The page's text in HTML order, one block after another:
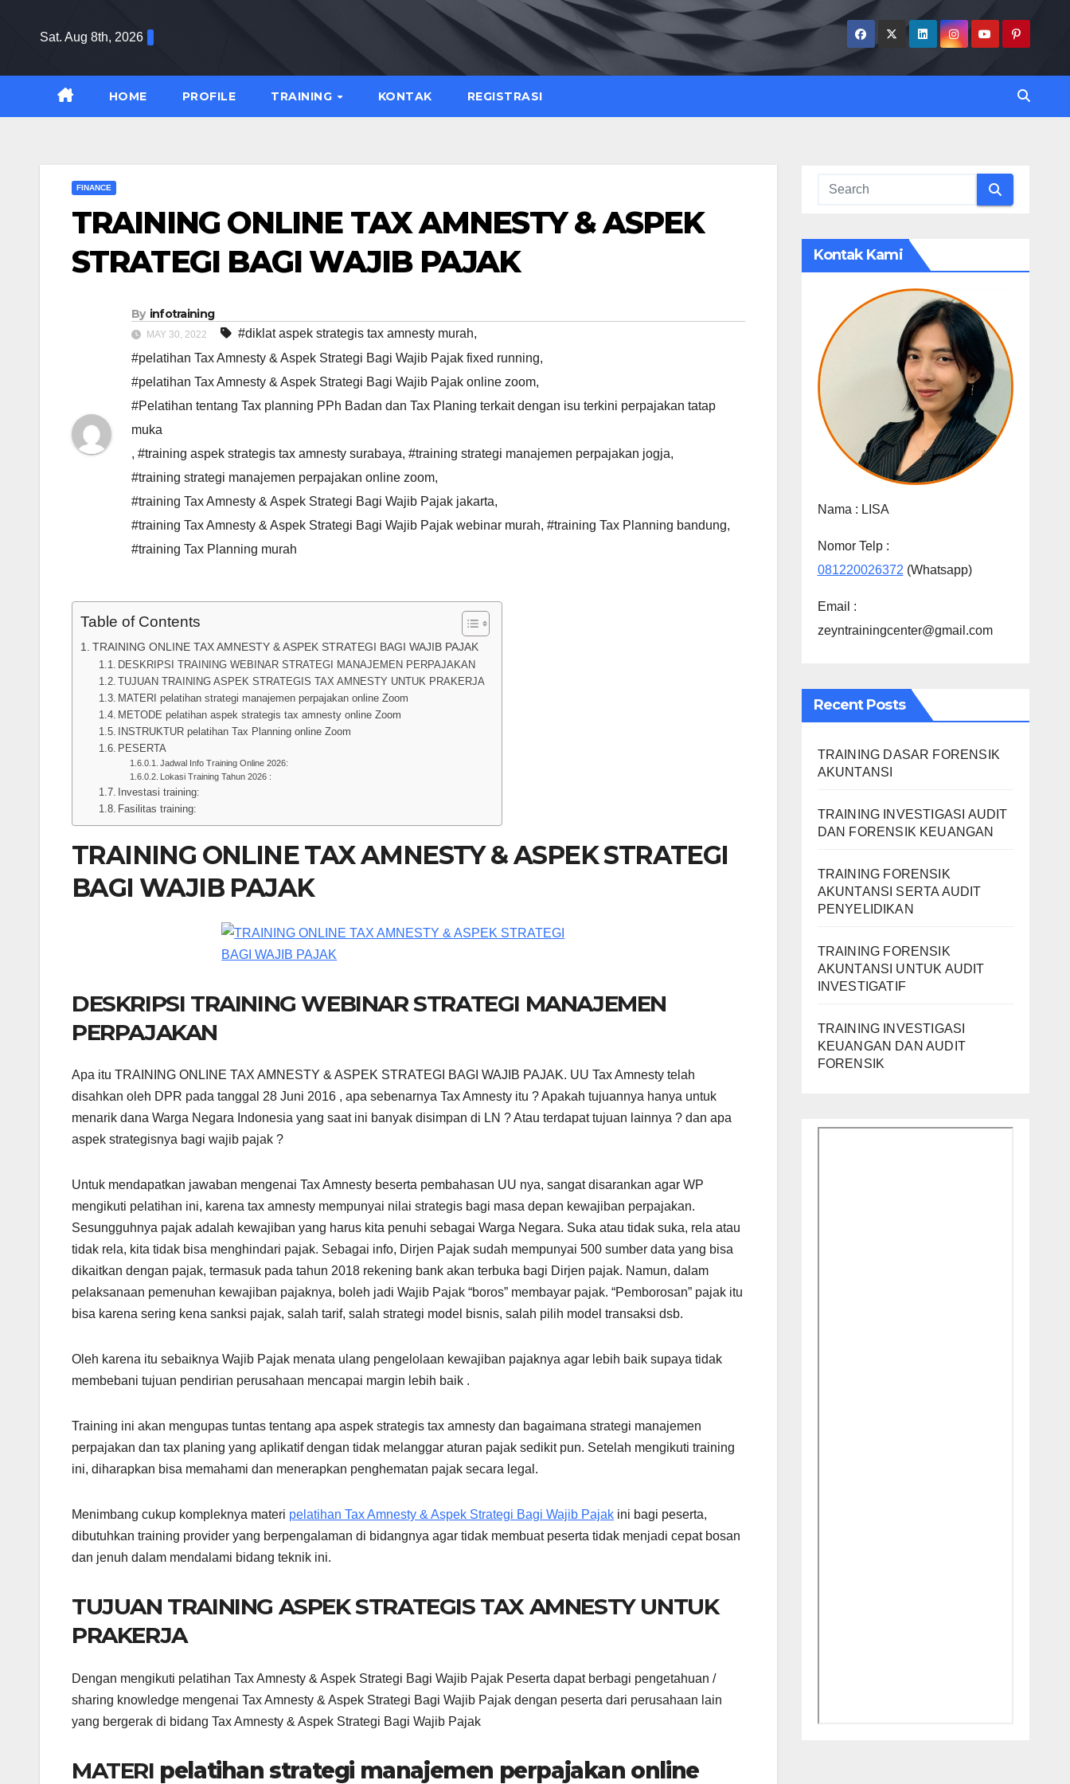
Sat. Aug 8th, 2026
HOME PROFILE TRAINING KONTAK REGISTRASI
FINANCE
TRAINING ONLINE TAX AMNESTY & ASPEK
STRATEGI BAGI WAJIB PAJAK
By infotraining
MAY 30, 2022 #diklat aspek strategis tax amnesty murah,
#pelatihan Tax Amnesty & Aspek Strategi Bagi Wajib Pajak fixed running,
#pelatihan Tax Amnesty & Aspek Strategi Bagi Wajib Pajak online zoom,
#Pelatihan tentang Tax planning PPh Badan dan Tax Planing terkait dengan isu terkini perpajakan tatap
muka
, #training aspek strategis tax amnesty surabaya, #training strategi manajemen perpajakan jogja,
#training strategi manajemen perpajakan online zoom,
#training Tax Amnesty & Aspek Strategi Bagi Wajib Pajak jakarta,
#training Tax Amnesty & Aspek Strategi Bagi Wajib Pajak webinar murah, #training Tax Planning bandung,
#training Tax Planning murah
Table of Contents
TRAINING ONLINE TAX AMNESTY & ASPEK STRATEGI BAGI WAJIB PAJAK
DESKRIPSI TRAINING WEBINAR STRATEGI MANAJEMEN PERPAJAKAN
TUJUAN TRAINING ASPEK STRATEGIS TAX AMNESTY UNTUK PRAKERJA
MATERI pelatihan strategi manajemen perpajakan online Zoom
METODE pelatihan aspek strategis tax amnesty online Zoom
INSTRUKTUR pelatihan Tax Planning online Zoom
PESERTA
Jadwal Info Training Online 2026:
Lokasi Training Tahun 2026 :
Investasi training:
Fasilitas training:
TRAINING ONLINE TAX AMNESTY & ASPEK STRATEGI
BAGI WAJIB PAJAK
DESKRIPSI TRAINING WEBINAR STRATEGI MANAJEMEN
PERPAJAKAN
Apa itu TRAINING ONLINE TAX AMNESTY & ASPEK STRATEGI BAGI WAJIB PAJAK. UU Tax Amnesty telah
disahkan oleh DPR pada tanggal 28 Juni 2016 , apa sebenarnya Tax Amnesty itu ? Apakah tujuannya hanya untuk
menarik dana Warga Negara Indonesia yang saat ini banyak disimpan di LN ? Atau terdapat tujuan lainnya ? dan apa
aspek strategisnya bagi wajib pajak ?
Untuk mendapatkan jawaban mengenai Tax Amnesty beserta pembahasan UU nya, sangat disarankan agar WP
mengikuti pelatihan ini, karena tax amnesty mempunyai nilai strategis bagi masa depan kewajiban perpajakan.
Sesungguhnya pajak adalah kewajiban yang harus kita penuhi sebagai Warga Negara. Suka atau tidak suka, rela atau
tidak rela, kita tidak bisa menghindari pajak. Sebagai info, Dirjen Pajak sudah mempunyai 500 sumber data yang bisa
dikaitkan dengan pajak, termasuk pada tahun 2018 rekening bank akan terbuka bagi Dirjen pajak. Namun, dalam
pelaksanaan pemenuhan kewajiban pajaknya, boleh jadi Wajib Pajak “boros” membayar pajak. “Pemborosan” pajak itu
bisa karena sering kena sanksi pajak, salah tarif, salah strategi model bisnis, salah pilih model transaksi dsb.
Oleh karena itu sebaiknya Wajib Pajak menata ulang pengelolaan kewajiban pajaknya agar lebih baik supaya tidak
membebani tujuan pendirian perusahaan mencapai margin lebih baik .
Training ini akan mengupas tuntas tentang apa aspek strategis tax amnesty dan bagaimana strategi manajemen
perpajakan dan tax planing yang aplikatif dengan tidak melanggar aturan pajak sedikit pun. Setelah mengikuti training
ini, diharapkan bisa memahami dan menerapkan penghematan pajak secara legal.
Menimbang cukup kompleknya materi pelatihan Tax Amnesty & Aspek Strategi Bagi Wajib Pajak ini bagi peserta,
dibutuhkan training provider yang berpengalaman di bidangnya agar tidak membuat peserta tidak menjadi cepat bosan
dan jenuh dalam mendalami bidang teknik ini.
TUJUAN TRAINING ASPEK STRATEGIS TAX AMNESTY UNTUK
PRAKERJA
Dengan mengikuti pelatihan Tax Amnesty & Aspek Strategi Bagi Wajib Pajak Peserta dapat berbagi pengetahuan /
sharing knowledge mengenai Tax Amnesty & Aspek Strategi Bagi Wajib Pajak dengan peserta dari perusahaan lain
yang bergerak di bidang Tax Amnesty & Aspek Strategi Bagi Wajib Pajak
MATERI pelatihan strategi manajemen perpajakan online
Kontak Kami
Nama : LISA
Nomor Telp :
081220026372 (Whatsapp)
Email :
zeyntrainingcenter@gmail.com
Recent Posts
TRAINING DASAR FORENSIK
AKUNTANSI
TRAINING INVESTIGASI AUDIT
DAN FORENSIK KEUANGAN
TRAINING FORENSIK
AKUNTANSI SERTA AUDIT
PENYELIDIKAN
TRAINING FORENSIK
AKUNTANSI UNTUK AUDIT
INVESTIGATIF
TRAINING INVESTIGASI
KEUANGAN DAN AUDIT
FORENSIK